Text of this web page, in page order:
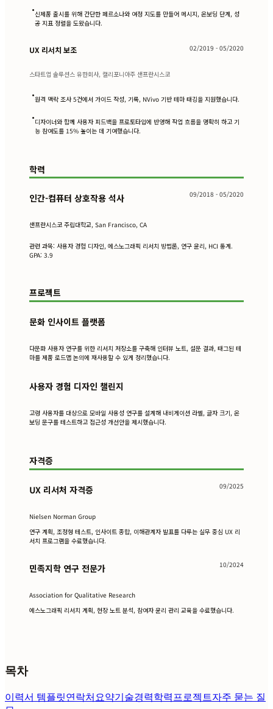
•신제품 출시를 위해 간단한 페르소나와 여정 지도를 만들어 메시지, 온보딩 단계, 성
공 지표 정렬을 도왔습니다.
UX 리서치 보조 02/2019 - 05/2020
스타트업 솔루션스 유한회사, 캘리포니아주 샌프란시스코
•원격 맥락 조사 5건에서 가이드 작성, 기록, NVivo 기반 테마 태깅을 지원했습니다.
•디자이너와 함께 사용자 피드백을 프로토타입에 반영해 작업 흐름을 명확히 하고 기
능 참여도를 15% 높이는 데 기여했습니다.
학력
인간-컴퓨터 상호작용 석사 09/2018 - 05/2020
샌프란시스코 주립대학교, San Francisco, CA
관련 과목: 사용자 경험 디자인, 에스노그래픽 리서치 방법론, 연구 윤리, HCI 통계.
GPA: 3.9
프로젝트
문화 인사이트 플랫폼
다문화 사용자 연구를 위한 리서치 저장소를 구축해 인터뷰 노트, 설문 결과, 태그된 테
마를 제품 로드맵 논의에 재사용할 수 있게 정리했습니다.
사용자 경험 디자인 챌린지
고령 사용자를 대상으로 모바일 사용성 연구를 설계해 내비게이션 라벨, 글자 크기, 온
보딩 문구를 테스트하고 접근성 개선안을 제시했습니다.
자격증
UX 리서처 자격증 09/2025
Nielsen Norman Group
연구 계획, 조정형 테스트, 인사이트 종합, 이해관계자 발표를 다루는 실무 중심 UX 리
서치 프로그램을 수료했습니다.
민족지학 연구 전문가 10/2024
Association for Qualitative Research
에스노그래픽 리서치 계획, 현장 노트 분석, 참여자 윤리 관리 교육을 수료했습니다.
목차
이력서 템플릿연락처요약기술경력학력프로젝트자주 묻는 질